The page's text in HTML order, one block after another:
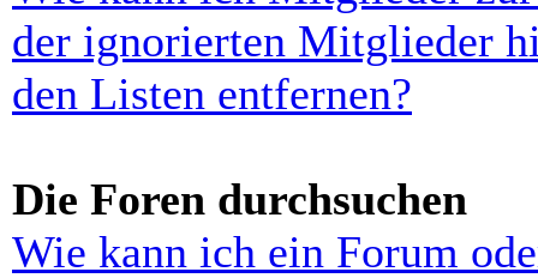
der ignorierten Mitglieder
den Listen entfernen?
Die Foren durchsuchen
Wie kann ich ein Forum